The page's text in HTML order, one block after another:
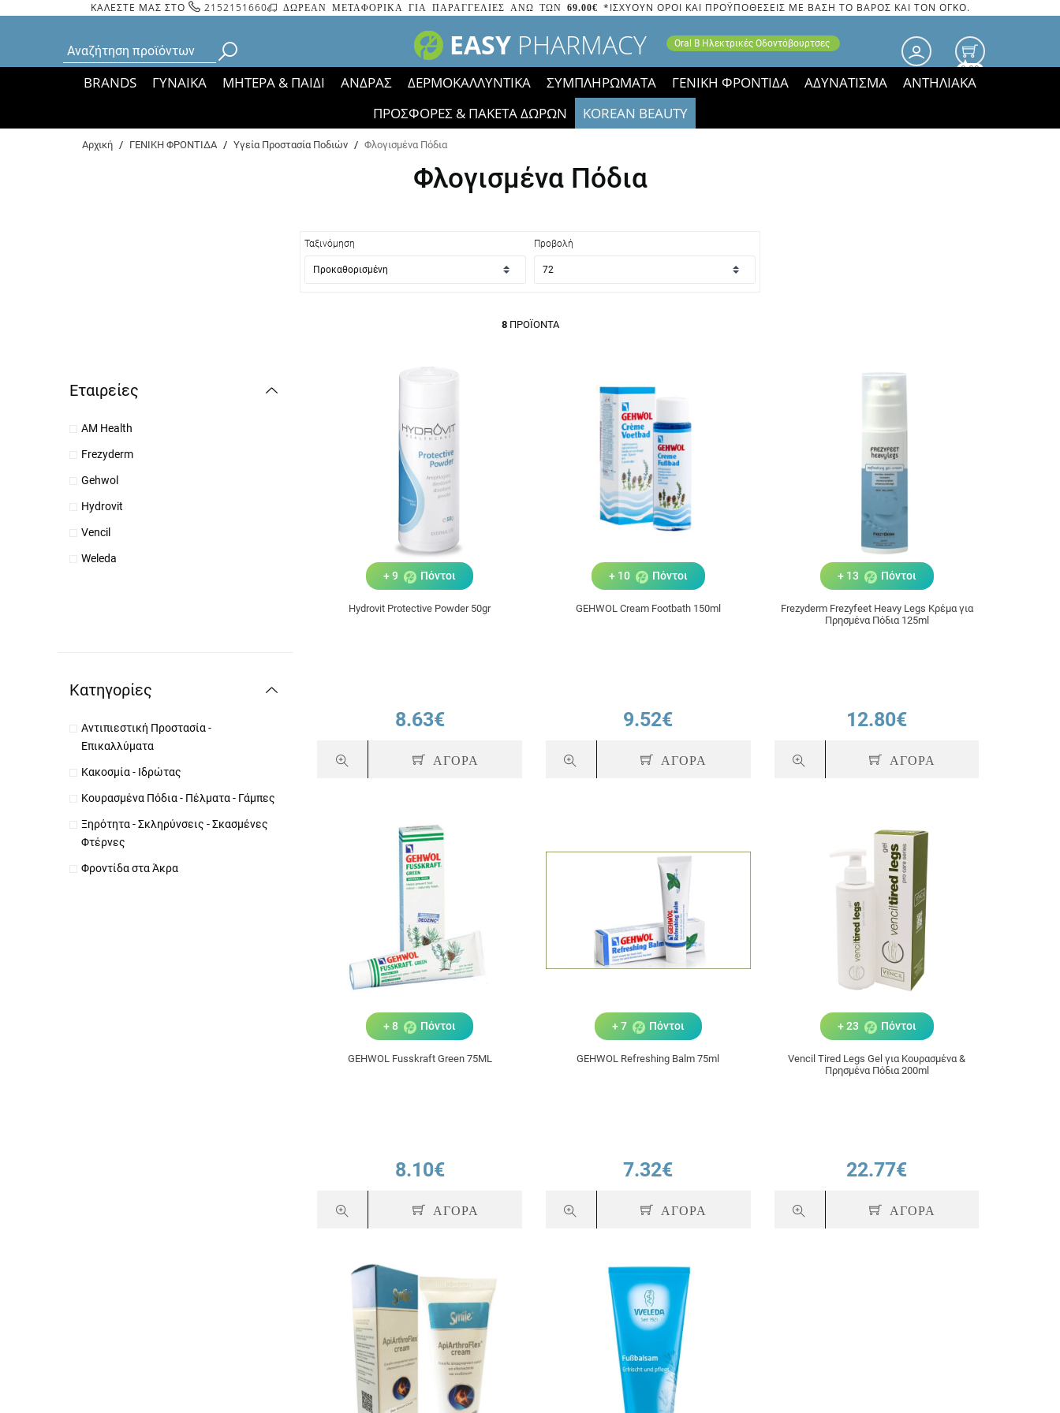
ΚΑΛΕΣΤΕ ΜΑΣ ΣΤΟ 2152151660 ΔΩΡΕΑΝ ΜΕΤΑΦΟΡΙΚΑ ΓΙΑ ΠΑΡΑΓΓΕΛΙΕΣ ΑΝΩ ΤΩΝ 69.00€ *ΙΣΧΥΟΥΝ ΟΡΟΙ ΚΑΙ ΠΡΟΫΠΟΘΕΣΕΙΣ ΜΕ ΒΑΣΗ ΤΟ ΒΑΡΟΣ ΚΑΙ ΤΟΝ ΟΓΚΟ.
EASY PHARMACY Oral B Ηλεκτρικές Οδοντόβουρτσες
0.00
BRANDS ΓΥΝΑΙΚΑ ΜΗΤΕΡΑ & ΠΑΙΔΙ ΑΝΔΡΑΣ ΔΕΡΜΟΚΑΛΛΥΝΤΙΚΑ ΣΥΜΠΛΗΡΩΜΑΤΑ ΓΕΝΙΚΗ ΦΡΟΝΤΙΔΑ ΑΔΥΝΑΤΙΣΜΑ
ΑΝΤΗΛΙΑΚΑ
ΠΡΟΣΦΟΡΕΣ & ΠΑΚΕΤΑ ΔΩΡΩΝ
KOREAN BEAUTY
Bάσει ΦΕΚ 35935/2023 τα εικονίδια των εκπτώσεων έφυγαν, οι χαμηλές μας τιμές ΠΑΡΑΜΕΝΟΥΝ!
Αρχική / ΓΕΝΙΚΗ ΦΡΟΝΤΙΔΑ / Υγεία Προστασία Ποδιών / Φλογισμένα Πόδια
Φλογισμένα Πόδια
Ταξινόμηση Προβολή
8ΠΡΟΪΌΝΤΑ
Εταιρείες
AM Health
Frezyderm
Gehwol
Hydrovit
Vencil
Weleda
Κατηγορίες
Αντιπιεστική Προστασία -
Επικαλλύματα
Κακοσμία - Ιδρώτας
Κουρασμένα Πόδια - Πέλματα - Γάμπες
Ξηρότητα - Σκληρύνσεις - Σκασμένες
Φτέρνες
Φροντίδα στα Άκρα
+ 9 Πόντοι
Hydrovit Protective Powder 50gr
8.63€
ΑΓΟΡΑ
+ 10 Πόντοι
GEHWOL Cream Footbath 150ml
9.52€
ΑΓΟΡΑ
+ 13 Πόντοι
Frezyderm Frezyfeet Heavy Legs Kρέμα για
Πρησμένα Πόδια 125ml
12.80€
ΑΓΟΡΑ
+ 8 Πόντοι
GEHWOL Fusskraft Green 75ML
8.10€
ΑΓΟΡΑ
+ 7 Πόντοι
GEHWOL Refreshing Balm 75ml
7.32€
ΑΓΟΡΑ
+ 23 Πόντοι
Vencil Tired Legs Gel για Κουρασμένα &
Πρησμένα Πόδια 200ml
22.77€
ΑΓΟΡΑ